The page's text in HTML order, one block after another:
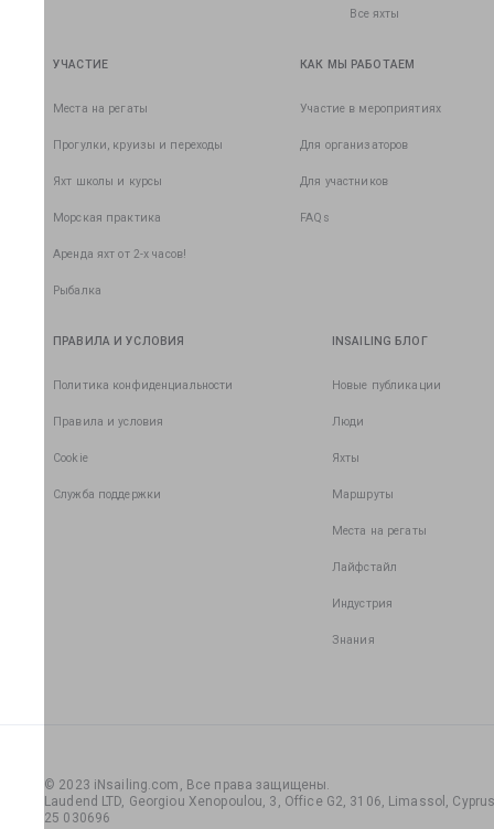
Все яхты
УЧАСТИЕ
Места на регаты
Прогулки, круизы и переходы
Яхт школы и курсы
Морская практика
Аренда яхт от 2-х часов!
Рыбалка
КАК МЫ РАБОТАЕМ
Участие в мероприятиях
Для организаторов
Для участников
FAQs
ПРАВИЛА И УСЛОВИЯ
Политика конфиденциальности
Правила и условия
Cookie
Служба поддержки
INSAILING БЛОГ
Новые публикации
Люди
Яхты
Маршруты
Места на регаты
Лайфстайл
Индустрия
Знания
© 2023 iNsailing.com, Все права защищены.
Laudend LTD, Georgiou Xenopoulou, 3, Office G2, 3106, Limassol,
25 030696